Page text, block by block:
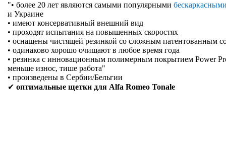
"• более 20 лет являются самыми популярными
и Украине
• имеют консервативный внешний вид
• проходят испытания на повышенных скоростях
• оснащены чистящей резинкой со сложным патентованным
• одинаково хорошо очищают в любое время года
• резинка с инновационным полимерным покрытием Power
меньше износ, тише работа"
• произведены в Сербии/Бельгии
✔ оптимальные щетки для Alfa Romeo Tonale